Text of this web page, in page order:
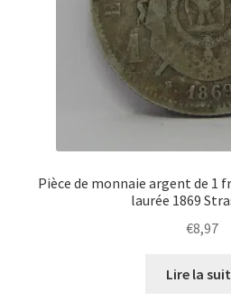
Pièce de monnaie argent de 1
laurée 1869
€8,97
Lire la